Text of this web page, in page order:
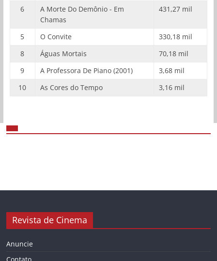
6
A Morte Do Demônio - Em
Chamas
431,27 mil
5 O Convite
330,18 mil
8
Águas Mortais
70,18 mil
9
A Professora De Piano (2001)
3,68 mil
10
As Cores do Tempo 3,16 mil
Revista de Cinema
Anuncie